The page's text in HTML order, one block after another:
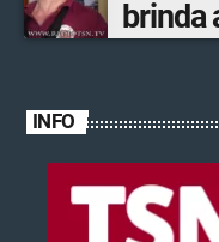
brinda
INFO